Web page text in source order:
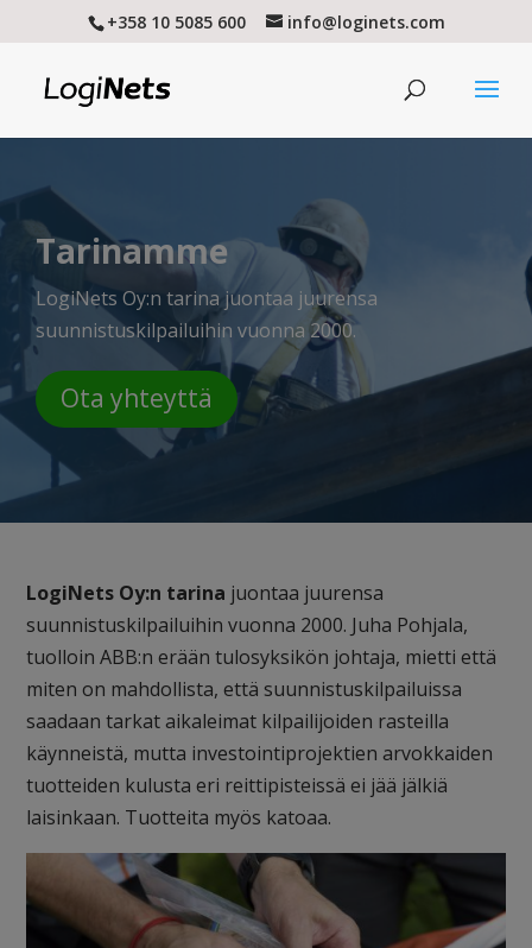
+358 10 5085 600 info@loginets.com
Tarinamme
LogiNets Oy:n tarina juontaa juurensa
suunnistuskilpailuihin vuonna 2000.
Ota yhteyttä
LogiNets Oy:n tarina juontaa juurensa
suunnistuskilpailuihin vuonna 2000. Juha Pohjala,
tuolloin ABB:n erään tulosyksikön johtaja, mietti että
miten on mahdollista, että suunnistuskilpailuissa
saadaan tarkat aikaleimat kilpailijoiden rasteilla
käynneistä, mutta investointiprojektien arvokkaiden
tuotteiden kulusta eri reittipisteissä ei jää jälkiä
laisinkaan. Tuotteita myös katoaa.